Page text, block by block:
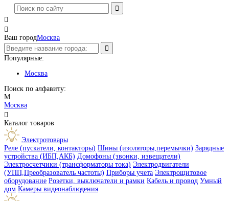


Ваш городМосква
Популярные:
Москва
Поиск по алфавиту:
М
Москва

Каталог товаров
Электротовары
Реле (пускатели, контакторы) Шины (изоляторы,перемычки) Зарядные
устройства (ИБП,АКБ) Домофоны (звонки, извещатели)
Электросчетчики (трансформаторы тока) Электродвигатели
(УПП,Преобразователь частоты) Приборы учета Электрощитовое
оборудование Розетки, выключатели и рамки Кабель и провод Умный
дом Камеры видеонаблюдения